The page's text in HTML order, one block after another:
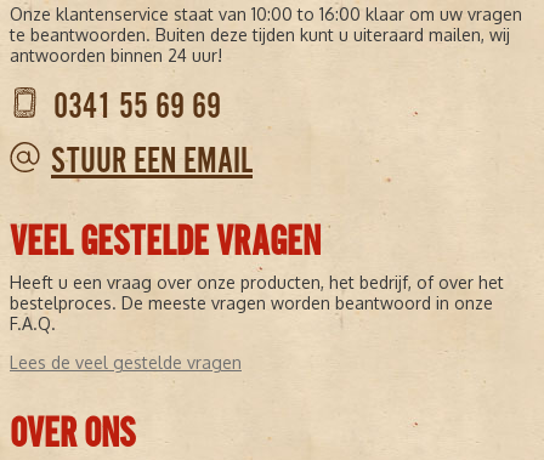
Onze klantenservice staat van 10:00 to 16:00 klaar om uw vragen
te beantwoorden. Buiten deze tijden kunt u uiteraard mailen, wij
antwoorden binnen 24 uur!
0341 55 69 69
STUUR EEN EMAIL
VEEL GESTELDE VRAGEN
Heeft u een vraag over onze producten, het bedrijf, of over het
bestelproces. De meeste vragen worden beantwoord in onze
F.A.Q.
Lees de veel gestelde vragen
OVER ONS